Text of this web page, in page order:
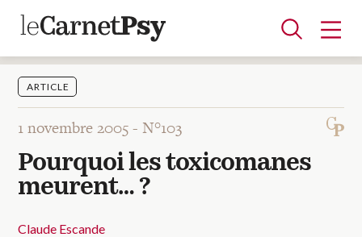
Articles
A la une
Adolescence
Dispositif
Enfance
Périnatalité
Psychanalyse
Psychopathologie
Soin
Dossiers
ARTICLE
1 novembre 2005 -N°103
Pourquoi les toxicomanes
meurent… ?
Claude Escande